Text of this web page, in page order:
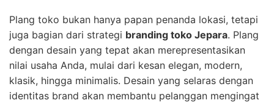
Plang toko bukan hanya papan penanda lokasi, tetapi
juga bagian dari strategi branding toko Jepara. Plang
dengan desain yang tepat akan merepresentasikan
nilai usaha Anda, mulai dari kesan elegan, modern,
klasik, hingga minimalis. Desain yang selaras dengan
identitas brand akan membantu pelanggan mengingat